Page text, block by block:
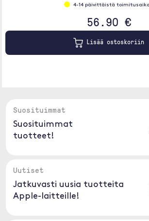
4-14 päivittäistä
56.90 €
Lisää ostoskoriin
Suosituimmat
Suosituimmat
tuotteet!
Uutiset
Jatkuvasti uusia tuotteita
Apple-laitteille!